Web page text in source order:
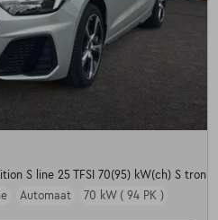
S line 25 TFSI 70(95) kW(ch) S tronic
Automaat 70 kW ( 94 PK )